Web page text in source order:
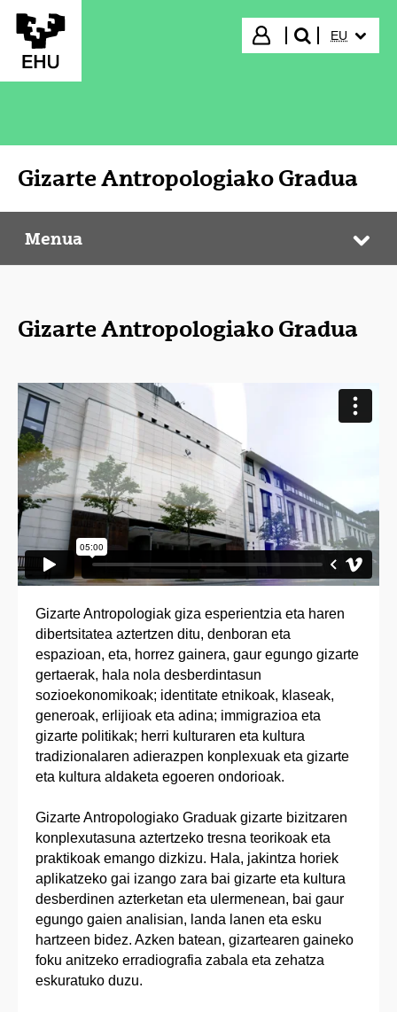
Eduki nagusira joan
Hasi saioa
bilatu"
EU
Gizarte Antropologiako Gradua
Gizarte Antropologiako Gradua
Menua
Gizarte Antropologiako Gradua
Gizarte Antropologiak giza esperientzia eta haren
dibertsitatea aztertzen ditu, denboran eta
espazioan, eta, horrez gainera, gaur egungo gizarte
gertaerak, hala nola desberdintasun
sozioekonomikoak; identitate etnikoak, klaseak,
generoak, erlijioak eta adina; immigrazioa eta
gizarte politikak; herri kulturaren eta kultura
tradizionalaren adierazpen konplexuak eta gizarte
eta kultura aldaketa egoeren ondorioak.
Gizarte Antropologiako Graduak gizarte bizitzaren
konplexutasuna aztertzeko tresna teorikoak eta
praktikoak emango dizkizu. Hala, jakintza horiek
aplikatzeko gai izango zara bai gizarte eta kultura
desberdinen azterketan eta ulermenean, bai gaur
egungo gaien analisian, landa lanen eta esku
hartzeen bidez. Azken batean, gizartearen gaineko
foku anitzeko erradiografia zabala eta zehatza
eskuratuko duzu.